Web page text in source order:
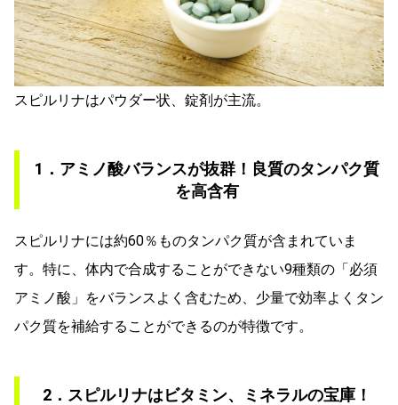
スピルリナはパウダー状、錠剤が主流。
1．アミノ酸バランスが抜群！良質のタンパク質
を高含有
スピルリナには約60％ものタンパク質が含まれていま
す。特に、体内で合成することができない9種類の「必須
アミノ酸」をバランスよく含むため、少量で効率よくタン
パク質を補給することができるのが特徴です。
2．スピルリナはビタミン、ミネラルの宝庫！